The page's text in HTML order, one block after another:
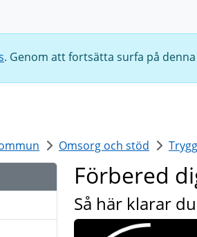
. Genom att fortsätta surfa på
Omsorg och stöd
Förbered
Så här klarar